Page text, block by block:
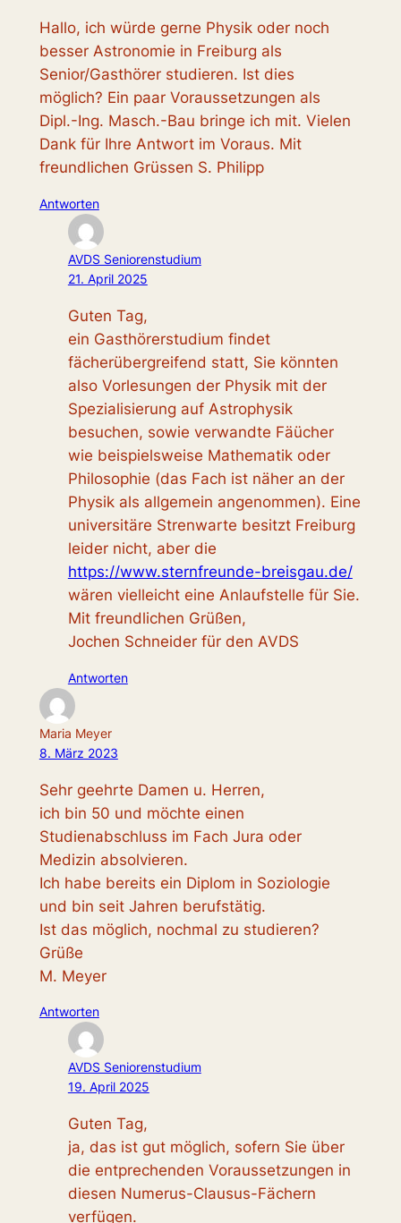
Hallo, ich würde gerne Physik oder noch
besser Astronomie in Freiburg als
Senior/Gasthörer studieren. Ist dies
möglich? Ein paar Voraussetzungen als
Dipl.-Ing. Masch.-Bau bringe ich mit. Vielen
Dank für Ihre Antwort im Voraus. Mit
freundlichen Grüssen S. Philipp
Antworten
AVDS Seniorenstudium
21. April 2025
Guten Tag,
ein Gasthörerstudium findet
fächerübergreifend statt, Sie könnten
also Vorlesungen der Physik mit der
Spezialisierung auf Astrophysik
besuchen, sowie verwandte Fäücher
wie beispielsweise Mathematik oder
Philosophie (das Fach ist näher an der
Physik als allgemein angenommen). Eine
universitäre Strenwarte besitzt Freiburg
leider nicht, aber die
https://www.sternfreunde-breisgau.de/
wären vielleicht eine Anlaufstelle für Sie.
Mit freundlichen Grüßen,
Jochen Schneider für den AVDS
Antworten
Maria Meyer
8. März 2023
Sehr geehrte Damen u. Herren,
ich bin 50 und möchte einen
Studienabschluss im Fach Jura oder
Medizin absolvieren.
Ich habe bereits ein Diplom in Soziologie
und bin seit Jahren berufstätig.
Ist das möglich, nochmal zu studieren?
Grüße
M. Meyer
Antworten
AVDS Seniorenstudium
19. April 2025
Guten Tag,
ja, das ist gut möglich, sofern Sie über
die entprechenden Voraussetzungen in
diesen Numerus-Clausus-Fächern
verfügen.